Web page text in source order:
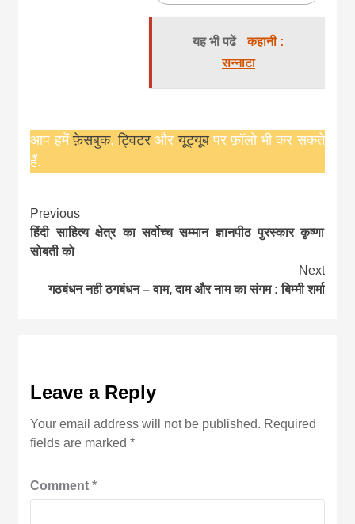
यह भी पढें
कहानी :
सन्नाटा
आप हमेंफ़ेसबुक,ट्विटरऔरयूट्यूबपर फ़ॉलो भी कर सकते
हैं.
Continue
Reading
Previous
हिंदी साहित्य क्षेत्र का सर्वोच्च सम्मान ज्ञानपीठ पुरस्कार कृष्णा
साेबती काे
Next
गठबंधन नही ठगबंधन – वाम, दाम और नाम का संगम : बिम्मी शर्मा
Leave a Reply
Your email address will not be published. Required
fields are marked*
Comment*